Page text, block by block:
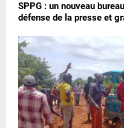
SPPG : un nouveau
défense de la presse et